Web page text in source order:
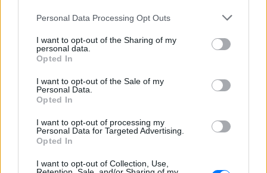
Personal Data Processing Opt Outs
I want to opt-out of the Sharing of my
personal data.
Opted In
I want to opt-out of the Sale of my
Personal Data.
Opted In
I want to opt-out of processing my
Personal Data for Targeted Advertising.
Opted In
I want to opt-out of Collection, Use,
Ακολουθήστε το E-Radio.gr στο
Εσύ μπήκες στο E-Daily.gr; Τα νέα της ημέρας
και ότι σου κάνει κλικ!